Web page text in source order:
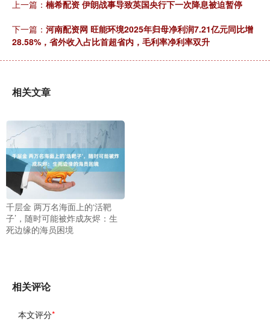
上一篇： 楠希配资 伊朗战事导致英国央行下一次降息被迫暂停
下一篇： 河南配资网 旺能环境2025年归母净利润7.21亿元同比增
28.58%，省外收入占比首超省内，毛利率净利率双升
相关文章
千层金 两万名海面上的‘活靶
子’，随时可能被炸成灰烬：生
死边缘的海员困境
相关评论
本文评分*